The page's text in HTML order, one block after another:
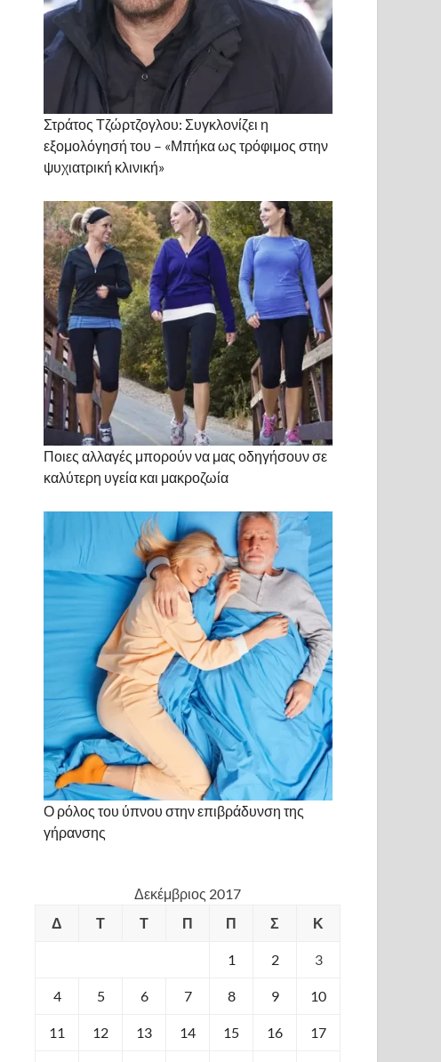
Στράτος Τζώρτζογλου: Συγκλονίζει η
εξομολόγησή του – «Μπήκα ως τρόφιμος στην
ψυχιατρική κλινική»
Ποιες αλλαγές μπορούν να μας οδηγήσουν σε
καλύτερη υγεία και μακροζωία
Ο ρόλος του ύπνου στην επιβράδυνση της
γήρανσης
Δεκέμβριος 2017
Δ
Τ Τ Π Π Σ Κ
1 2 3
4 5 6 7 8 9 10
11 12 13 14 15 16 17